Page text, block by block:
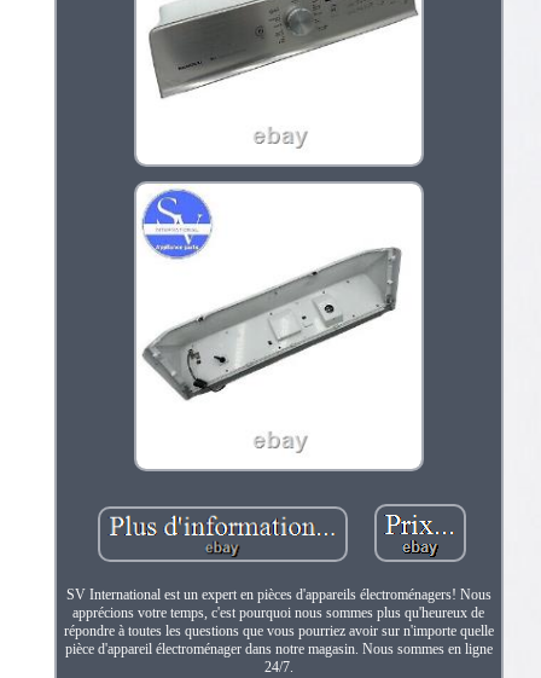
SV International est un expert en pièces d'appareils électroménagers! Nous
apprécions votre temps, c'est pourquoi nous sommes plus qu'heureux de
répondre à toutes les questions que vous pourriez avoir sur n'importe quelle
pièce d'appareil électroménager dans notre magasin. Nous sommes en ligne
24/7.